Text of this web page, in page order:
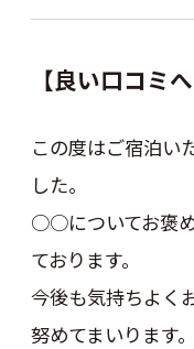
【良い口コミ
この度はご宿泊い
した。
○○についてお褒
ております。
今後も気持ちよく
努めてまいります。